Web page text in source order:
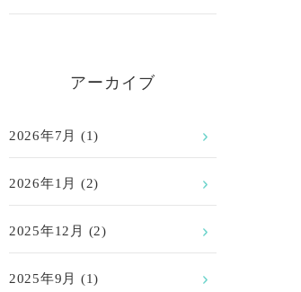
アーカイブ
2026年7月 (1)
2026年1月 (2)
2025年12月 (2)
2025年9月 (1)